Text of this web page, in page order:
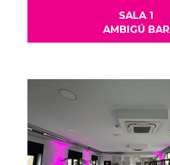
SALA 1
AMBIGÚ BAR